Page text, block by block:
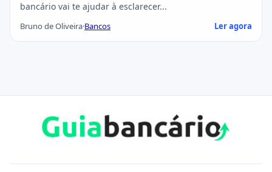
bancário vai te ajudar à esclarecer...
Bruno de Oliveira·Bancos Ler agora